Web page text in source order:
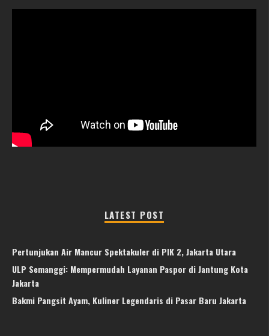
LATEST POST
Pertunjukan Air Mancur Spektakuler di PIK 2, Jakarta Utara
ULP Semanggi: Mempermudah Layanan Paspor di Jantung Kota
Jakarta
Bakmi Pangsit Ayam, Kuliner Legendaris di Pasar Baru Jakarta